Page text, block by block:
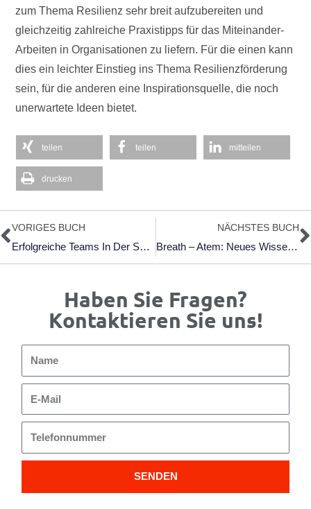
zum Thema Resilienz sehr breit aufzubereiten und
gleichzeitig zahlreiche Praxistipps für das Miteinander-
Arbeiten in Organisationen zu liefern. Für die einen kann
dies ein leichter Einstieg ins Thema Resilienzförderung
sein, für die anderen eine Inspirationsquelle, die noch
unerwartete Ideen bietet.
teilen teilen mitteilen
drucken
Zurück
VORIGES BUCH
Erfolgreiche Teams In Der Selbstorganisation: Sechs Aufgaben, Damit Teams Arbeitsfähig Werden – Und Welche Rolle Führung Dabei Spielt
NÄCHSTES BUCH
Breath – Atem: Neues Wissen Über Die Vergessene Kunst Des Atmens | Über Das Richtige Atmen Und Atemtechniken
Haben Sie Fragen?
Kontaktieren Sie uns!
Mail
SENDEN